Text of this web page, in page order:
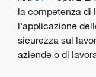
la competenza di
l'applicazione
sicurezza sul
aziende o di